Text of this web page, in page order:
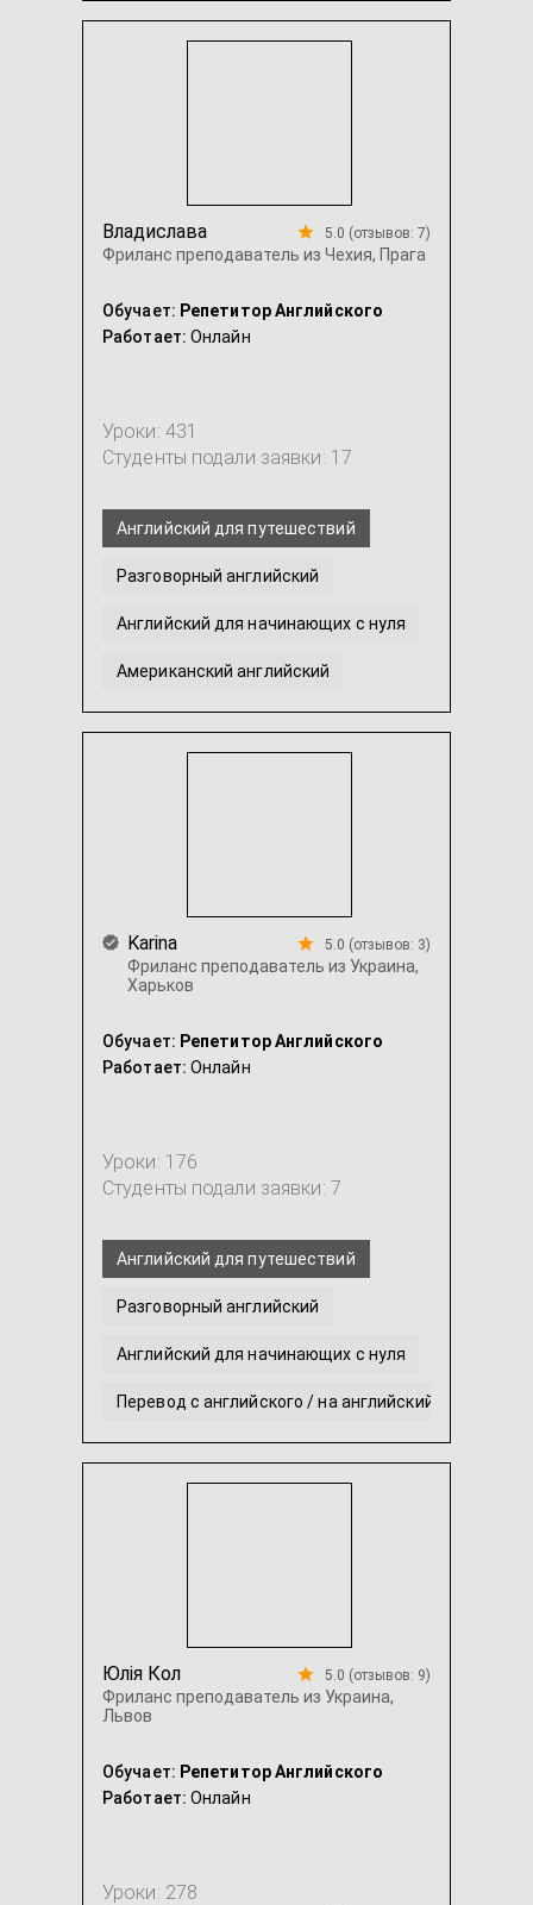
Американский английский
Владислава
Фриланс преподаватель из Чехия, Прага
5.0 (отзывов: 7)
Обучает: Репетитор Английского
Работает: Онлайн
Уроки: 431
Студенты подали заявки: 17
Английский для путешествий
Разговорный английский
Английский для начинающих с нуля
Американский английский
Перевод с английского / на английский
Karina
Фриланс преподаватель из Украина,
Харьков
5.0 (отзывов: 3)
Обучает: Репетитор Английского
Работает: Онлайн
Уроки: 176
Студенты подали заявки: 7
Английский для путешествий
Разговорный английский
Английский для начинающих с нуля
Перевод с английского / на английский
Британский английский
Юлія Кол
Фриланс преподаватель из Украина,
Львов
5.0 (отзывов: 9)
Обучает: Репетитор Английского
Работает: Онлайн
Уроки: 278